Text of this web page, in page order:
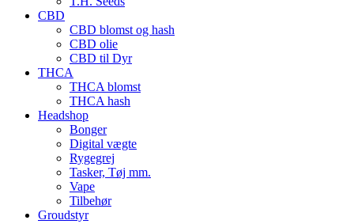
CBD
CBD blomst og hash
CBD olie
CBD til Dyr
THCA
THCA blomst
THCA hash
Headshop
Bonger
Digital vægte
Rygegrej
Tasker, Tøj mm.
Vape
Tilbehør
Groudstyr